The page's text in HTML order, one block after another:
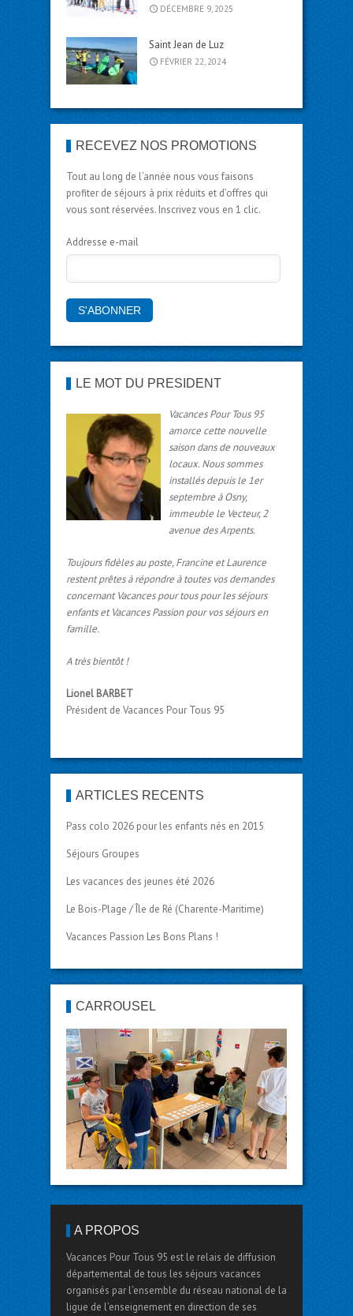
DÉCEMBRE 9, 2025
Saint Jean de Luz
FÉVRIER 22, 2024
RECEVEZ NOS PROMOTIONS
Tout au long de l’année nous vous faisons
profiter de séjours à prix réduits et d’offres qui
vous sont réservées. Inscrivez vous en 1 clic.
Addresse e-mail
LE MOT DU PRÉSIDENT
Vacances Pour Tous 95
amorce cette nouvelle
saison dans de nouveaux
locaux. Nous sommes
installés depuis le 1er
septembre à Osny,
immeuble le Vecteur, 2
avenue des Arpents.
Toujours fidèles au poste, Francine et Laurence
restent prêtes à répondre à toutes vos demandes
concernant Vacances pour tous pour les séjours
enfants et Vacances Passion pour vos séjours en
famille.
A très bientôt !
Lionel BARBET
Président de Vacances Pour Tous 95
ARTICLES RÉCENTS
Pass colo 2026 pour les enfants nés en 2015
Séjours Groupes
Les vacances des jeunes été 2026
Le Bois-Plage / Île de Ré (Charente-Maritime)
Vacances Passion Les Bons Plans !
CARROUSEL
Vacances studieuses
A PROPOS
Vacances Pour Tous 95 est le relais de diffusion
départemental de tous les séjours vacances
organisés par l’ensemble du réseau national de la
ligue de l’enseignement en direction de ses